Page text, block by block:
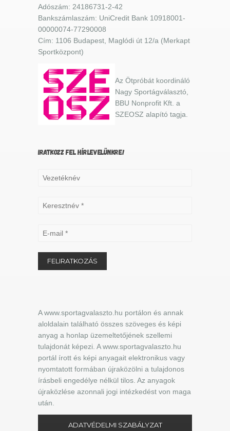
Adószám: 24186731-2-42
Bankszámlaszám: UniCredit Bank 10918001-
00000074-77290008
Cím: 1106 Budapest, Maglódi út 12/a (Merkapt
Sportközpont)
Az Ötpróbát koordináló
Nagy Sportágválasztó,
BBU Nonprofit Kft. a
SZEOSZ alapító tagja.
IRATKOZZ FEL HÍRLEVELÜNKRE!
A www.sportagvalaszto.hu portálon és annak
aloldalain található összes szöveges és képi
anyag a honlap üzemeltetőjének szellemi
tulajdonát képezi. A www.sportagvalaszto.hu
portál írott és képi anyagait elektronikus vagy
nyomtatott formában újraközölni a tulajdonos
írásbeli engedélye nélkül tilos. Az anyagok
újraközlése azonnali jogi intézkedést von maga
után.
ADATVÉDELMI SZABÁLYZAT